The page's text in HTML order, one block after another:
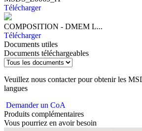
Télécharger
COMPOSITION - DMEM L...
Télécharger
Documents utiles
Documents téléchargeables
Veuillez nous contacter pour obtenir les
langues
Demander un CoA
Produits complémentaires
Vous pourriez en avoir besoin